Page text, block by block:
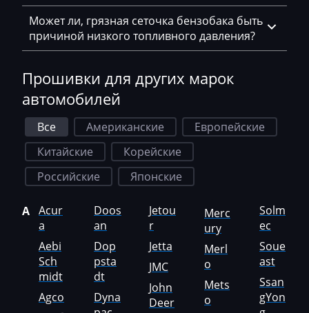
Hatz
Haval
Hidromek
Higer
Hino
Hitachi
Hongqi
Howo
Huanghai
Hummer
Может ли, грязная сеточка бензобака быть
причиной низкого топливного давления?
Прошивки для других марок
автомобилей
Все Американские
Европейские
Китайские
Корейские
Российские
Японские
A Acur
a
Aebi
Sch
midt
Agco
Doos
an
Dop
psta
dt
Dyna
Jetou
r
Jetta
JMC
John
Deer
Merc
ury
Merl
o
Mets
o
Solm
ec
Soue
ast
Ssan
gYon